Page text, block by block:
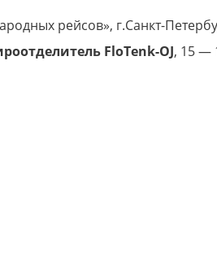
рейсов», г.Санкт-
FloTenk-OJ, 15 —